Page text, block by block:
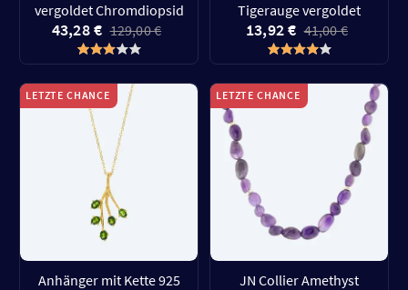
vergoldet Chromdiopsid
43,28 € 129,00 €
Tigerauge vergoldet
13,92 € 41,00 €
LETZTE CHANCE
Anhänger mit Kette 925
LETZTE CHANCE
JN Collier Amethyst